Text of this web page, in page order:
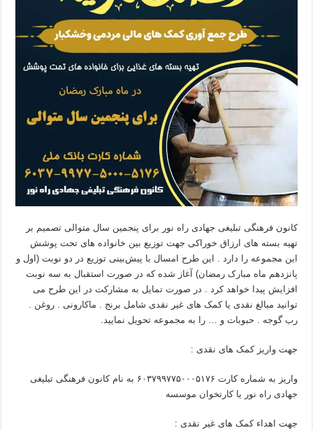
کانون فرهنگی تبلیغی جهادی راه نور برای پنجمین سال متوالی تصمیم بر
تهیه بسته های ارزاق خوراکی جهت توزیع بین خانواده های تحت پوشش
این مجموعه را دارد . این طرح امسال با پیش‌بینی توزیع در دو نوبت (اول و
پانزدهم ماه مبارک رمضان) آغاز شده که در صورت استقبال به سه نوبت
افزایش پیدا خواهد کرد . در صورت تمایل به مشارکت در این طرح می
توانید مبالغ نقدی یا کمک های غیر نقدی شامل برنج . ماکارونی . روغن .
رب گوجه . حبوبات و … را به مجموعه تحویل نمایید.
جهت واریز کمک های نقدی :
واریز به شماره کارت ۶۰۳۷۹۹۷۷۵۰۰۰۵۱۷۶ به نام کانون فرهنگی تبلیغی
جهادی راه نور یا کارتخوان موسسه
جهت اهداء کمک های غیر نقدی :